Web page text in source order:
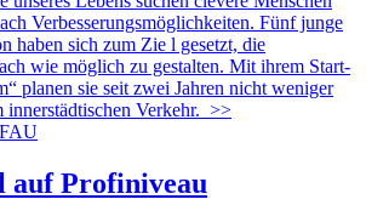
Verbesserungsmöglichkeiten. Fünf junge
haben sich zum Zie l gesetzt, die
wie möglich zu gestalten. Mit ihrem Start-
planen sie seit zwei Jahren nicht weniger
Verkehr. >>
auf Profiniveau